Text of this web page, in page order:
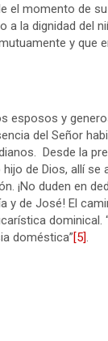
el momento de
a la dignidad del
y que
esposos y
del Señor
Desde la
de Dios, allí se
¡No duden en
y de José! El
dominical.
doméstica”[5]